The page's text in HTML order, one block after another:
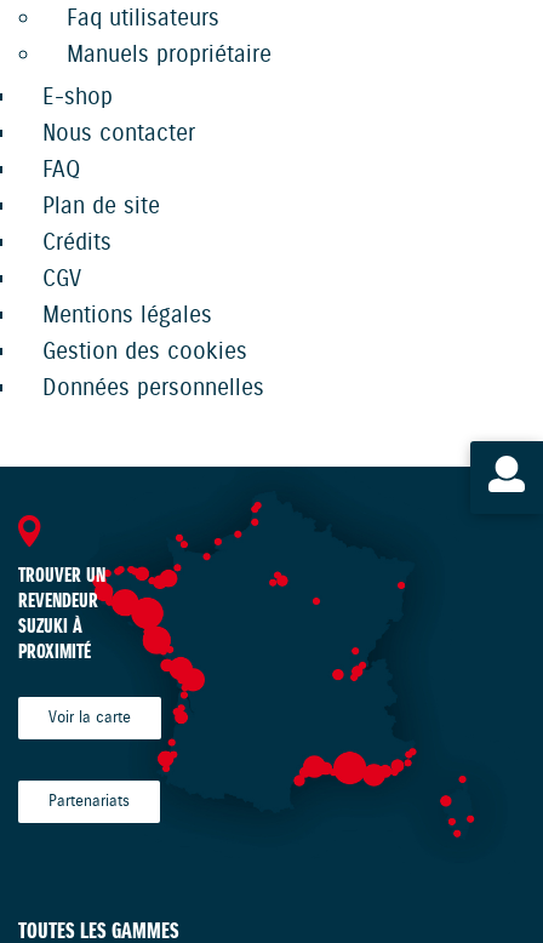
Faq utilisateurs
Manuels propriétaire
E-shop
Nous contacter
FAQ
Plan de site
Crédits
CGV
Mentions légales
Gestion des cookies
Données personnelles
TROUVER UN
REVENDEUR
SUZUKI À
PROXIMITÉ
Voir la carte
Partenariats
TOUTES LES GAMMES